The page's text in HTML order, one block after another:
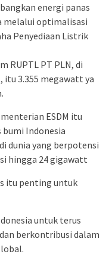
energi panas
melalui optimalisasi
Penyediaan Listrik
RUPTL PT PLN, di
itu 3.355 megawatt ya
ESDM itu
bumi Indonesia
dunia yang berpotensi
hingga 24 gigawatt
itu penting untuk
untuk terus
berkontribusi dalam